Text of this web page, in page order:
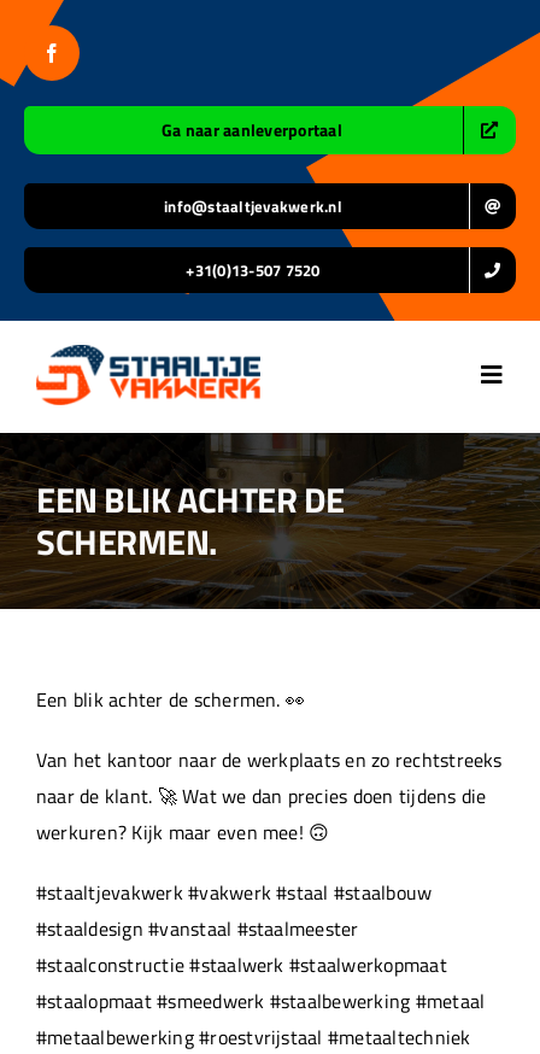
inhoud
Ga naar aanleverportaal
info@staaltjevakwerk.nl
+31(0)13-507 7520
Home
Over ons
Werken bij
EEN BLIK ACHTER DE
SCHERMEN.
Een blik achter de schermen. 👀
Van het kantoor naar de werkplaats en zo rechtstreeks
naar de klant. 🚀 Wat we dan precies doen tijdens die
werkuren? Kijk maar even mee! 🙃
#staaltjevakwerk #vakwerk #staal #staalbouw
#staaldesign #vanstaal #staalmeester
#staalconstructie #staalwerk #staalwerkopmaat
#staalopmaat #smeedwerk #staalbewerking #metaal
#metaalbewerking #roestvrijstaal #metaaltechniek